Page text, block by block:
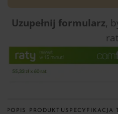
Uzupełnij formularz,
rat
OPIS PRODUKTU SPECYFIKACJA